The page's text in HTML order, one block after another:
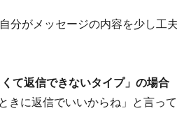
分がメッセージの内容を少し工
て返信できないタイプ」の場合
きに返信でいいからね」と言っ